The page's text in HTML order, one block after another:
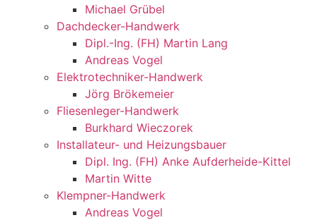
Michael Grübel
Dachdecker-Handwerk
Dipl.-Ing. (FH) Martin Lang
Andreas Vogel
Elektrotechniker-Handwerk
Jörg Brökemeier
Fliesenleger-Handwerk
Burkhard Wieczorek
Installateur- und Heizungsbauer
Dipl. Ing. (FH) Anke Aufderheide-Kittel
Martin Witte
Klempner-Handwerk
Andreas Vogel